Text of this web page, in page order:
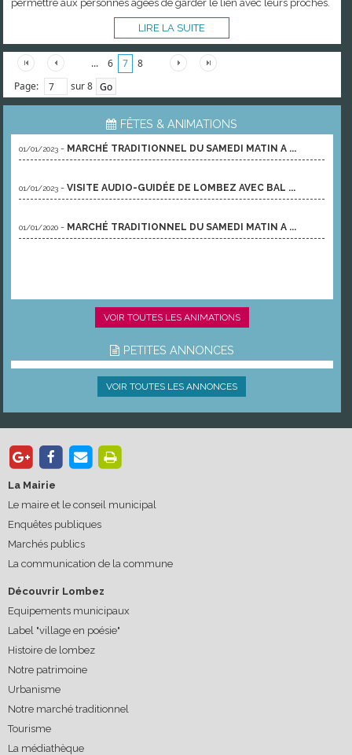
permettre aux personnes âgées de garder le lien avec leurs proches.
LIRE LA SUITE
... 6 7
8
Page:
sur 8
FÊTES & ANIMATIONS
01/01/2023 - MARCHÉ TRADITIONNEL DU SAMEDI MATIN A ...
01/01/2023 -VISITE AUDIO-GUIDÉE DE LOMBEZ AVEC BAL ...
01/01/2020 - MARCHÉ TRADITIONNEL DU SAMEDI MATIN A ...
VOIR TOUTES LES ANIMATIONS
PETITES ANNONCES
VOIR TOUTES LES ANNONCES
La Mairie
Le maire et le conseil municipal
Enquêtes publiques
Marchés publics
La communication de la commune
Découvrir Lombez
Equipements municipaux
Label "village en poésie"
Histoire de lombez
Notre patrimoine
Urbanisme
Notre marché traditionnel
Tourisme
La médiathèque